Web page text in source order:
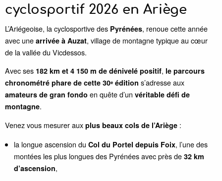
cyclosportif 2026 en Ariège
L’Ariégeoise, la cyclosportive des Pyrénées, renoue cette année
avec une arrivée à Auzat, village de montagne typique au cœur
de la vallée du Vicdessos.
Avec ses 182 km et 4 150 m de dénivelé positif, le parcours
chronométré phare de cette 30ᵉ édition s’adresse aux
amateurs de gran fondoen quête d’un véritable défi de
montagne.
Venez vous mesurer aux plus beaux cols de l’Ariège:
la longue ascension du Col du Portel depuis Foix, l’une des
montées les plus longues des Pyrénées avec près de 32 km
d’ascension,